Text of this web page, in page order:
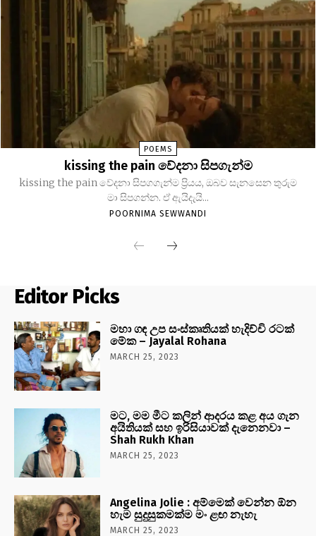
POEMS
kissing the pain වේදනා සිපගැන්ම
kissing the pain වේදනා සිපගගැන්ම ප්‍රියය, ඔබව සැනසෙන තුරුම
මා සිපගන්න. ඒ ඇයිදැයි...
POORNIMA SEWWANDI
Editor Picks
මහා ගඳ උප සංස්කෘතියක් හැදිච්චි රටක්
මේක – Jayalal Rohana
MARCH 25, 2023
මට, මම මීට කලින් ආදරය කළ අය ගැන
අයිතියක් සහ ඉරිසියාවක් දැනෙනවා –
Shah Rukh Khan
MARCH 25, 2023
Angelina Jolie : අම්මෙක් වෙන්න ඕන
හැම සුදුසුකමක්ම මං ළඟ නැහැ
MARCH 25, 2023